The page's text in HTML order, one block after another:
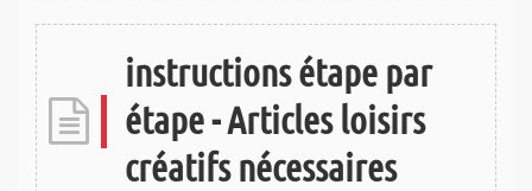
instructions étape par
étape - Articles loisirs
créatifs nécessaires